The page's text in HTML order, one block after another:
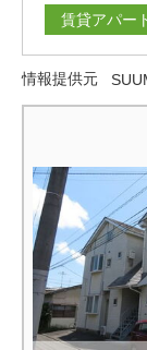
賃貸アパー
情報提供元